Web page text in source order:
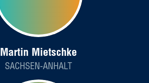
Martin Mietschke
SACHSEN-ANHALT